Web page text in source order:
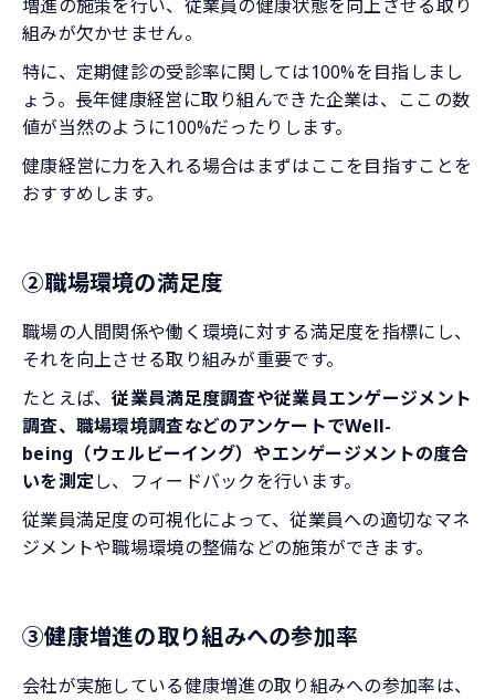
増進の施策を行い、従業員の健康状態を向上させる取り
組みが欠かせません。
特に、定期健診の受診率に関しては100%を目指しまし
ょう。長年健康経営に取り組んできた企業は、ここの数
値が当然のように100%だったりします。
健康経営に力を入れる場合はまずはここを目指すことを
おすすめします。
②職場環境の満足度
職場の人間関係や働く環境に対する満足度を指標にし、
それを向上させる取り組みが重要です。
たとえば、従業員満足度調査や従業員エンゲージメント
調査、職場環境調査などのアンケートでWell-
being（ウェルビーイング）やエンゲージメントの度合
いを測定し、フィードバックを行います。
従業員満足度の可視化によって、従業員への適切なマネ
ジメントや職場環境の整備などの施策ができます。
③健康増進の取り組みへの参加率
会社が実施している健康増進の取り組みへの参加率は、